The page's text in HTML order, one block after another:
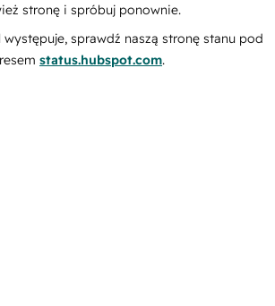
stronę i spróbuj ponownie.
sprawdź naszą stronę stanu pod
status.hubspot.com.